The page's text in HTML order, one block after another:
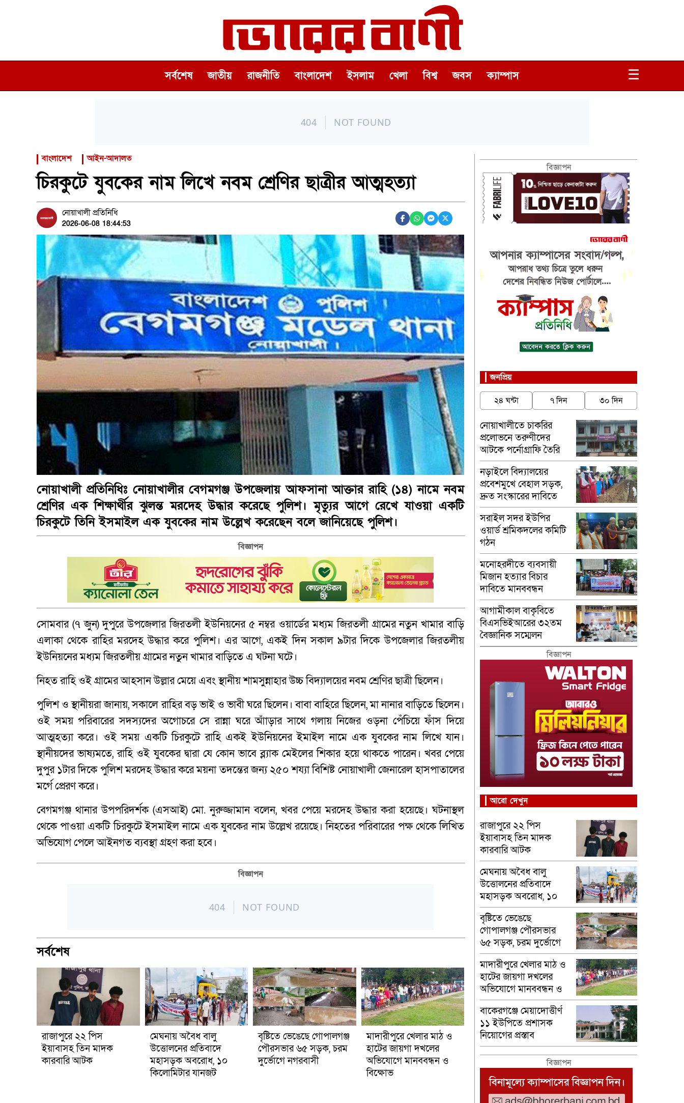
☰
সর্বশেষ জাতীয় রাজনীতি বাংলাদেশ ইসলাম খেলা বিশ্ব জবস ক্যাম্পাস
বাংলাদেশ আইন-আদালত
চিরকুটে যুবকের নাম লিখে নবম শ্রেণির ছাত্রীর আত্মহত্যা
নোয়াখালী প্রতিনিধি
2026-06-08 18:44:53
নোয়াখালী প্রতিনিধিঃ নোয়াখালীর বেগমগঞ্জ উপজেলায় আফসানা আক্তার রাহি (১৪) নামে নবম
শ্রেণির এক শিক্ষার্থীর ঝুলন্ত মরদেহ উদ্ধার করেছে পুলিশ। মৃত্যুর আগে রেখে যাওয়া একটি
চিরকুটে তিনি ইসমাইল এক যুবকের নাম উল্লেখ করেছেন বলে জানিয়েছে পুলিশ।
বিজ্ঞাপন
সোমবার (৭ জুন) দুপুরে উপজেলার জিরতলী ইউনিয়নের ৫ নম্বর ওয়ার্ডের মধ্যম জিরতলী গ্রামের নতুন খামার বাড়ি
এলাকা থেকে রাহির মরদেহ উদ্ধার করে পুলিশ। এর আগে, একই দিন সকাল ৯টার দিকে উপজেলার জিরতলীয়
ইউনিয়নের মধ্যম জিরতলীয় গ্রামের নতুন খামার বাড়িতে এ ঘটনা ঘটে।
নিহত রাহি ওই গ্রামের আহসান উল্লার মেয়ে এবং স্থানীয় শামসুন্নাহার উচ্চ বিদ্যালয়ের নবম শ্রেণির ছাত্রী ছিলেন।
পুলিশ ও স্থানীয়রা জানায়, সকালে রাহির বড় ভাই ও ভাবী ঘরে ছিলেন। বাবা বাহিরে ছিলেন, মা নানার বাড়িতে ছিলেন।
ওই সময় পরিবারের সদস্যদের অগোচরে সে রান্না ঘরে আাঁড়ার সাথে গলায় নিজের ওড়না পেঁচিয়ে ফাঁস দিয়ে
আত্মহত্যা করে। ওই সময় একটি চিরকুটে রাহি একই ইউনিয়নের ইমাইল নামে এক যুবকের নাম লিখে যান।
স্থানীয়দের ভাষ্যমতে, রাহি ওই যুবকের দ্বারা যে কোন ভাবে ব্ল্যাক মেইলের শিকার হয়ে থাকতে পারেন। খবর পেয়ে
দুপুর ১টার দিকে পুলিশ মরদেহ উদ্ধার করে ময়না তদন্তের জন্য ২৫০ শয্যা বিশিষ্ট নোয়াখালী জেনারেল হাসপাতালের
মর্গে প্রেরণ করে।
বেগমগঞ্জ থানার উপপরিদর্শক (এসআই) মো. নুরুজ্জামান বলেন, খবর পেয়ে মরদেহ উদ্ধার করা হয়েছে। ঘটনাস্থল
থেকে পাওয়া একটি চিরকুটে ইসমাইল নামে এক যুবকের নাম উল্লেখ রয়েছে। নিহতের পরিবারের পক্ষ থেকে লিখিত
অভিযোগ পেলে আইনগত ব্যবস্থা গ্রহণ করা হবে।
বিজ্ঞাপন
সর্বশেষ
রাজাপুরে ২২ পিস
ইয়াবাসহ তিন মাদক
কারবারি আটক
মেঘনায় অবৈধ বালু
উত্তোলনের প্রতিবাদে
মহাসড়ক অবরোধ, ১০
কিলোমিটার যানজট
বৃষ্টিতে ভেঙেছে গোপালগঞ্জ
পৌরসভার ৬৫ সড়ক, চরম
দুর্ভোগে নগরবাসী
মাদারীপুরে খেলার মাঠ ও
হাটের জায়গা দখলের
অভিযোগে মানববন্ধন ও
বিক্ষোভ
বিজ্ঞাপন
জনপ্রিয়
২৪ ঘন্টা ৭ দিন ৩০ দিন
নোয়াখালীতে চাকরির
প্রলোভনে তরুণীদের
আটকে পর্নোগ্রাফি তৈরি
নড়াইলে বিদ্যালয়ের
প্রবেশমুখে বেহাল সড়ক,
দ্রুত সংস্কারের দাবিতে
মানববন্ধন
সরাইল সদর ইউপির
ওয়ার্ড শ্রমিকদলের কমিটি
গঠন
মনোহরদীতে ব্যবসায়ী
মিজান হত্যার বিচার
দাবিতে মানববন্ধন
আগামীকাল বাকৃবিতে
বিএসভিইআরের ৩২তম
বৈজ্ঞানিক সম্মেলন
বিজ্ঞাপন
আরো দেখুন
রাজাপুরে ২২ পিস
ইয়াবাসহ তিন মাদক
কারবারি আটক
মেঘনায় অবৈধ বালু
উত্তোলনের প্রতিবাদে
মহাসড়ক অবরোধ, ১০
কিলোমিটার যানজট
বৃষ্টিতে ভেঙেছে
গোপালগঞ্জ পৌরসভার
৬৫ সড়ক, চরম দুর্ভোগে
নগরবাসী
মাদারীপুরে খেলার মাঠ ও
হাটের জায়গা দখলের
অভিযোগে মানববন্ধন ও
বিক্ষোভ
বাকেরগঞ্জে মেয়াদোত্তীর্ণ
১১ ইউপিতে প্রশাসক
নিয়োগের প্রস্তাব
বিজ্ঞাপন